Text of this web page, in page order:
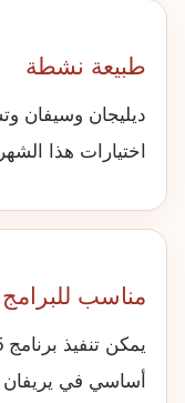
طبيعة نشطة
ديليجان وسيفان
اختيارات هذا
مناسب
أساسي في يريفان